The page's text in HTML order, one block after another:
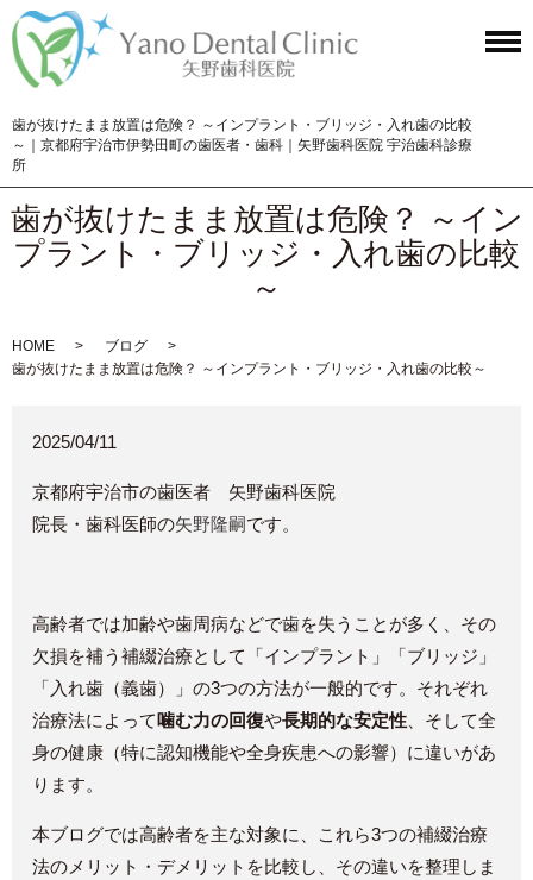
歯が抜けたまま放置は危険？ ～インプラント・ブリッジ・入れ歯の比較
～｜京都府宇治市伊勢田町の歯医者・歯科｜矢野歯科医院 宇治歯科診療
所
歯が抜けたまま放置は危険？ ～イン
プラント・ブリッジ・入れ歯の比較
～
HOME
ブログ
歯が抜けたまま放置は危険？ ～インプラント・ブリッジ・入れ歯の比較～
2025/04/11
京都府宇治市の歯医者 矢野歯科医院
院長・歯科医師の矢野隆嗣です。
高齢者では加齢や歯周病などで歯を失うことが多く、その
欠損を補う補綴治療として「インプラント」「ブリッジ」
「入れ歯（義歯）」の3つの方法が一般的です。それぞれ
治療法によって噛む力の回復や長期的な安定性 、そして全
身の健康（特に認知機能や全身疾患への影響）に違いがあ
ります。
本ブログでは高齢者を主な対象に、これら3つの補綴治療
法のメリット・デメリットを比較し、その違いを整理しま